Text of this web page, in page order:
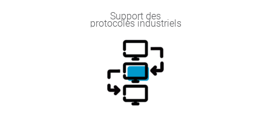
Support des
protocoles industriels